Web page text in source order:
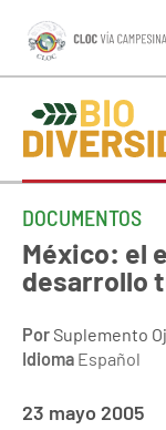
DOCUMENTOS
México: el
desarrollo
Por Suplemento
Idioma Español
23 mayo 2005